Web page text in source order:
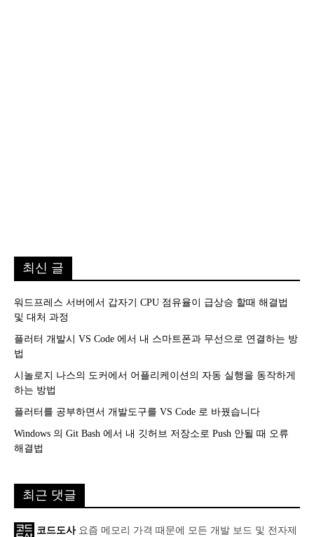
최신 글
워드프레스 서버에서 갑자기 CPU 점유율이 급상승 할때 해결법
및 대처 과정
플러터 개발시 VS Code 에서 내 스마트폰과 무선으로 연결하는 방
법
시놀로지 나스의 도커에서 어플리케이션의 자동 실행을 동작하게
하는 방법
플러터를 공부하면서 개발도구를 VS Code 로 바꿨습니다
Windows 의 Git Bash 에서 내 깃허브 저장소로 Push 안될 때 오류
해결법
최근 댓글
코드도사 요즘 메모리 가격 때문에 모든 개발 보드 및 전자제